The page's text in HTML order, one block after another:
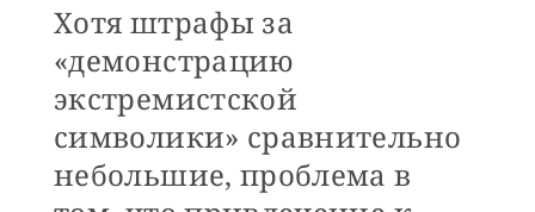
Хотя штрафы за
«демонстрацию
экстремистской
символики» сравнительно
небольшие, проблема в